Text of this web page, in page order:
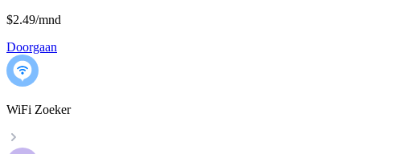
$2.49/mnd
Doorgaan
WiFi Zoeker